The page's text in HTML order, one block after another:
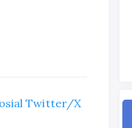
Twitter/X